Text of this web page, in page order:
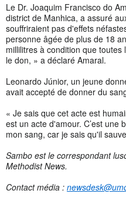
Le Dr. Joaquim Francisco do
district de Manhica, a assuré
souffriraient pas d'effets
personne âgée de plus de 18
millilitres à condition que
le don, » a déclaré Amaral.
Leonardo Júnior, un jeune
avait accepté de donner du
« Je sais que cet acte est
est un acte d'amour. C’est une
mon sang, car je sais qu'il
Sambo est le correspondant
Methodist News.
Contact média :